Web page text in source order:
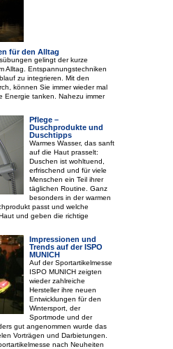
für den Alltag
gelingt der kurze
Alltag. Entspannungstechniken
zu integrieren. Mit den
können Sie immer wieder mal
Energie tanken. Nahezu immer
Pflege –
Duschprodukte und
Duschtipps
Warmes Wasser, das sanft
auf die Haut prasselt:
Duschen ist wohltuend,
erfrischend und für viele
Menschen ein Teil ihrer
täglichen Routine. Ganz
besonders in der warmen
passt und welche
und geben die richtige
Impressionen und
Trends auf der ISPO
MUNICH
Auf der Sportartikelmesse
ISPO MUNICH zeigten
wieder zahlreiche
Hersteller ihre neuen
Entwicklungen für den
Wintersport, der
Sportmode und der
gut angenommen wurde das
Vorträgen und Darbietungen.
nach Neuheiten